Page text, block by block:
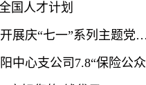
国人才计划
农银人寿辽宁分公司各党支部扎实开展庆“七一”系列主题党日活动